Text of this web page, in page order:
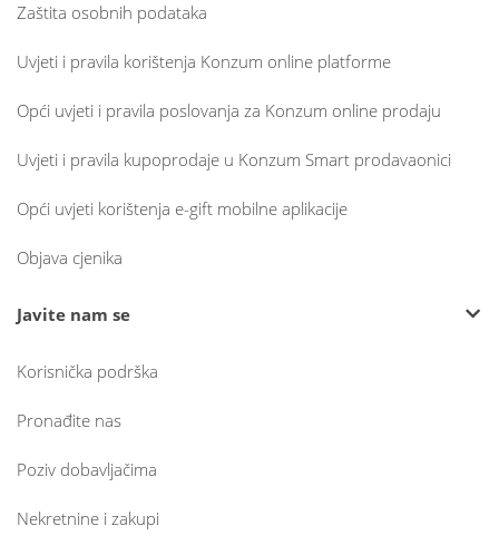
Zaštita osobnih podataka
Uvjeti i pravila korištenja Konzum online platforme
Opći uvjeti i pravila poslovanja za Konzum online prodaju
Uvjeti i pravila kupoprodaje u Konzum Smart prodavaonici
Opći uvjeti korištenja e-gift mobilne aplikacije
Objava cjenika
Javite nam se
Korisnička podrška
Pronađite nas
Poziv dobavljačima
Nekretnine i zakupi